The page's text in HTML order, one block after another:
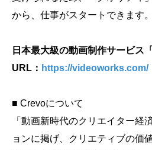
から、仕事がスタートできます。
日本最大級の動画制作サービ
URL： https://videoworks.com/
■ Crevoについて
「動画新時代のクリエイター経
ョンに掲げ、クリエティブの価